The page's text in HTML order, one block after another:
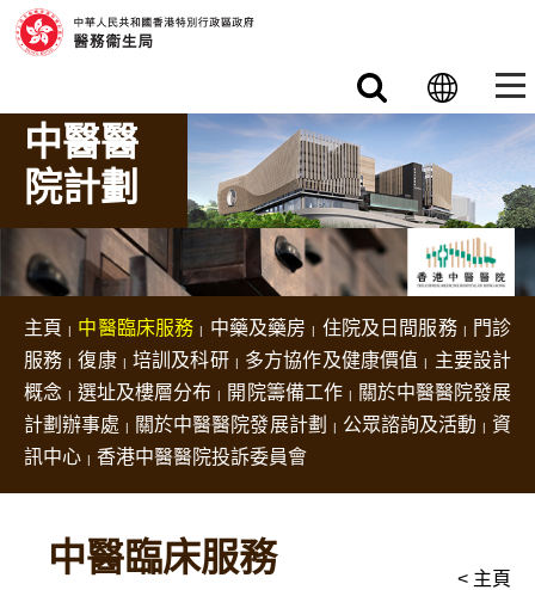
跳至主要內容
中醫醫
院計劃
主頁 中醫臨床服務 中藥及藥房 住院及日間服務
門診
服務
復康 培訓及科研 多方協作及健康價值
主要設計
概念
選址及樓層分布 開院籌備工作
關於中醫醫院發展
計劃辦事處
關於中醫醫院發展計劃 公眾諮詢及活動
資
訊中心
香港中醫醫院投訴委員會
中醫臨床服務 < 主頁